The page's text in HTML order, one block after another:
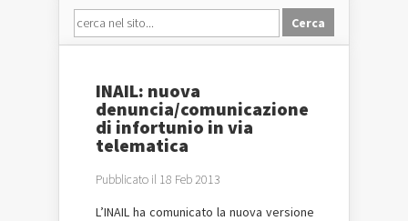
INAIL: nuova
denuncia/comunicazione
di infortunio in via
telematica
Pubblicato il 18 Feb 2013
L’INAIL ha comunicato la nuova versione